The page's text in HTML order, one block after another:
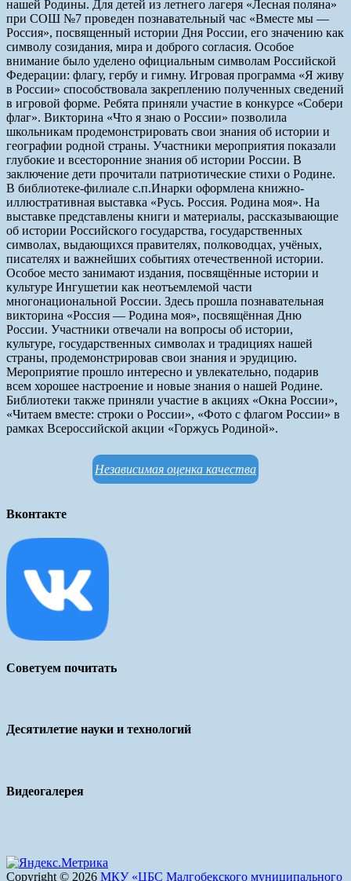
нашей Родины. Для детей из летнего лагеря «Лесная поляна»
при СОШ №7 проведен познавательный час «Вместе мы —
Россия», посвященный истории Дня России, его значению как
символу созидания, мира и доброго согласия. Особое
внимание было уделено официальным символам Российской
Федерации: флагу, гербу и гимну. Игровая программа «Я живу
в России» способствовала закреплению полученных сведений
в игровой форме. Ребята приняли участие в конкурсе «Собери
флаг». Викторина «Что я знаю о России» позволила
школьникам продемонстрировать свои знания об истории и
географии родной страны. Участники мероприятия показали
глубокие и всесторонние знания об истории России. В
заключение дети прочитали патриотические стихи о Родине.
В библиотеке-филиале с.п.Инарки оформлена книжно-
иллюстративная выставка «Русь. Россия. Родина моя». На
выставке представлены книги и материалы, рассказывающие
об истории Российского государства, государственных
символах, выдающихся правителях, полководцах, учёных,
писателях и важнейших событиях отечественной истории.
Особое место занимают издания, посвящённые истории и
культуре Ингушетии как неотъемлемой части
многонациональной России. Здесь прошла познавательная
викторина «Россия — Родина моя», посвящённая Дню
России. Участники отвечали на вопросы об истории,
культуре, государственных символах и традициях нашей
страны, продемонстрировав свои знания и эрудицию.
Мероприятие прошло интересно и увлекательно, подарив
всем хорошее настроение и новые знания о нашей Родине.
Библиотеки также приняли участие в акциях «Окна России»,
«Читаем вместе: строки о России», «Фото с флагом России» в
рамках Всероссийской акции «Горжусь Родиной».
Независимая оценка качества
Вконтакте
Советуем почитать
Десятилетие науки и технологий
Видеогалерея
Copyright © 2026 МКУ «ЦБС Малгобекского муниципального